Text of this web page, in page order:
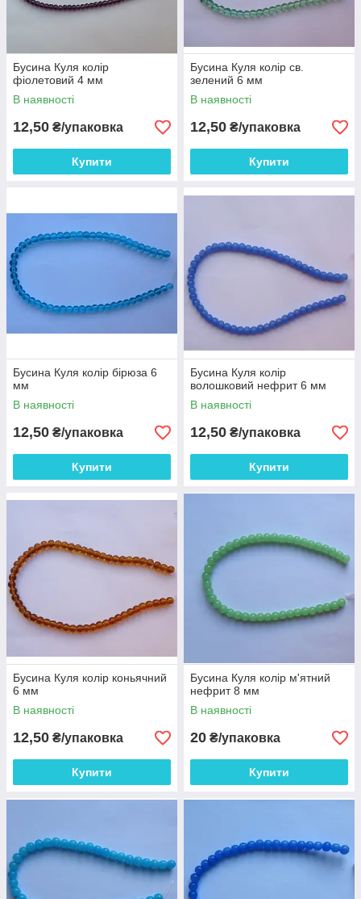
Бусина Куля колір
фіолетовий 4 мм
В наявності
12,50 ₴/упаковка
Купити
Бусина Куля колір св.
зелений 6 мм
В наявності
12,50 ₴/упаковка
Купити
Бусина Куля колір бірюза 6
мм
В наявності
12,50 ₴/упаковка
Купити
Бусина Куля колір
волошковий нефрит 6 мм
В наявності
12,50 ₴/упаковка
Купити
Бусина Куля колір коньячний
6 мм
В наявності
12,50 ₴/упаковка
Купити
Бусина Куля колір м'ятний
нефрит 8 мм
В наявності
20 ₴/упаковка
Купити